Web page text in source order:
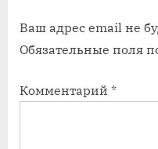
п
и
ь
п
и
ь
Ваш адрес email не
Обязательные поля
Комментарий *